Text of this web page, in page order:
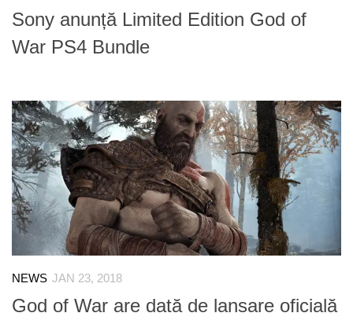
Sony anunță Limited Edition God of
War PS4 Bundle
NEWS JAN 23, 2018
God of War are dată de lansare oficială